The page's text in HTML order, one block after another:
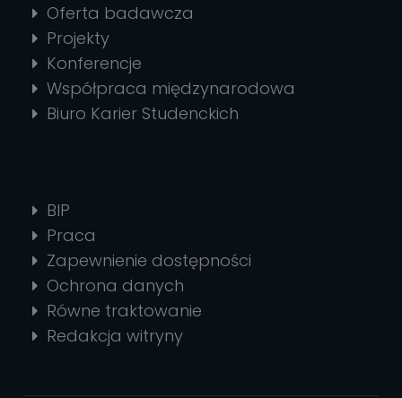
Oferta badawcza
Projekty
Konferencje
Współpraca międzynarodowa
Biuro Karier Studenckich
BIP
Praca
Zapewnienie dostępności
Ochrona danych
Równe traktowanie
Redakcja witryny